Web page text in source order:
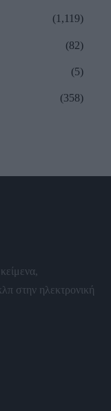
(1,119)
(82)
(5)
(358)
στην ηλεκτρονική